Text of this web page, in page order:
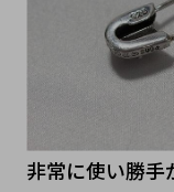
非常に使い勝手